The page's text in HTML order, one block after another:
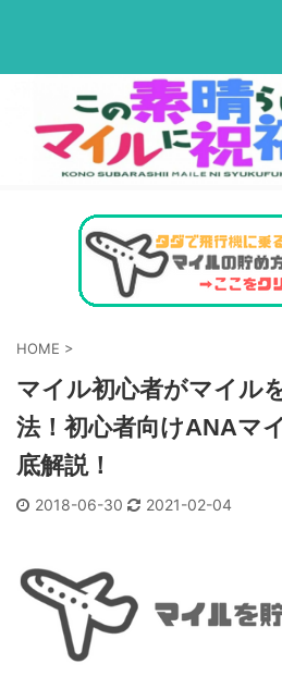
HOME >
マイル初心者がマイル
法！初心者向けANAマ
底解説！
2018-06-30 2021-02-04